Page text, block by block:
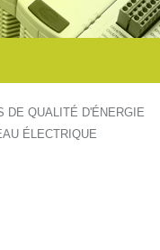
DE QUALITÉ D'ÉNERGIE
ÉLECTRIQUE